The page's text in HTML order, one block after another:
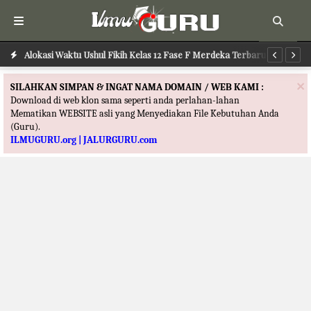
Alokasi Waktu Ushul Fikih Kelas 12 Fase F Merdeka Terbaru
Alokasi Waktu Ilmu Tafsir Kelas 12 Fase F Merdeka Terbaru
×
SILAHKAN SIMPAN & INGAT NAMA DOMAIN / WEB KAMI :
Download di web klon sama seperti anda perlahan-lahan
Mematikan WEBSITE asli yang Menyediakan File Kebutuhan Anda
(Guru).
ILMUGURU.org | JALURGURU.com